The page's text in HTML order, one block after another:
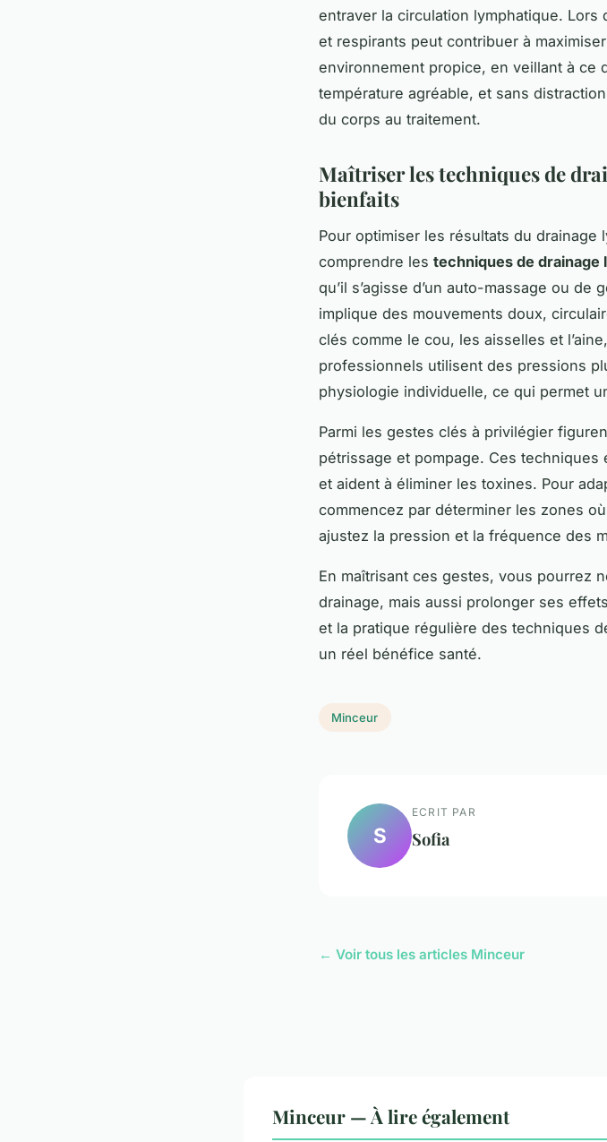
entraver la circulation lymphatique.
et respirants peut contribuer à
environnement propice, en veillant à ce
température agréable, et sans
du corps au traitement.
Maîtriser les techniques de
bienfaits
Pour optimiser les résultats du drainage
comprendre les techniques de drainage
qu’il s’agisse d’un auto-massage ou de
implique des mouvements doux,
clés comme le cou, les aisselles et
professionnels utilisent des pressions
physiologie individuelle, ce qui permet
Parmi les gestes clés à privilégier
pétrissage et pompage. Ces
et aident à éliminer les toxines. Pour
commencez par déterminer les zones
ajustez la pression et la fréquence des
En maîtrisant ces gestes, vous pourrez
drainage, mais aussi prolonger ses
et la pratique régulière des techniques
un réel bénéfice santé.
Minceur
S
ECRIT PAR
Sofia
← Voir tous les articles Minceur
Minceur — À lire également